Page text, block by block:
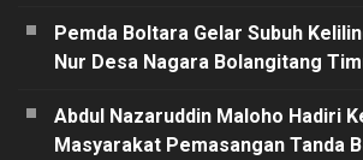
Pemda Boltara Gelar Subuh
Nur Desa Nagara Bolangitang
Abdul Nazaruddin Maloho Hadiri
Masyarakat Pemasangan Tanda